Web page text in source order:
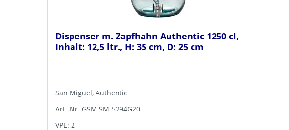
Dispenser m. Zapfhahn Authentic 1250 cl,
Inhalt: 12,5 ltr., H: 35 cm, D: 25 cm
San Miguel, Authentic
Art.-Nr. GSM.SM-5294G20
VPE: 2